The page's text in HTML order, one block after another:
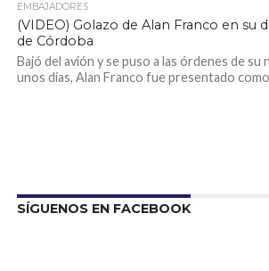
EMBAJADORES
(VIDEO) Golazo de Alan Franco en su
de Córdoba
Bajó del avión y se puso a las órdenes de su
unos días, Alan Franco fue presentado
SÍGUENOS EN FACEBOOK